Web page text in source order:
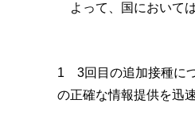
よって、国において
1 3回目の追加接種に
の正確な情報提供を迅